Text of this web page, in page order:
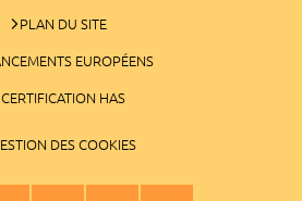
PLAN DU SITE
EUROPÉENS
CERTIFICATION HAS
DES COOKIES